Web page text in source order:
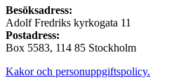
Besöksadress:
Adolf Fredriks kyrkogata 11
Postadress:
Box 5583, 114 85 Stockholm
Kakor och personuppgiftspolicy.